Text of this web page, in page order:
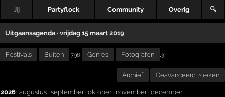
Jij Partyflock Community Overig 🔍
Uitgaansagenda · vrijdag 15 maart 2019
Festivals Buiten ,796 Genres Fotografen ,3
Archief Geavanceerd zoeken
2026: augustus · september· oktober· november· december